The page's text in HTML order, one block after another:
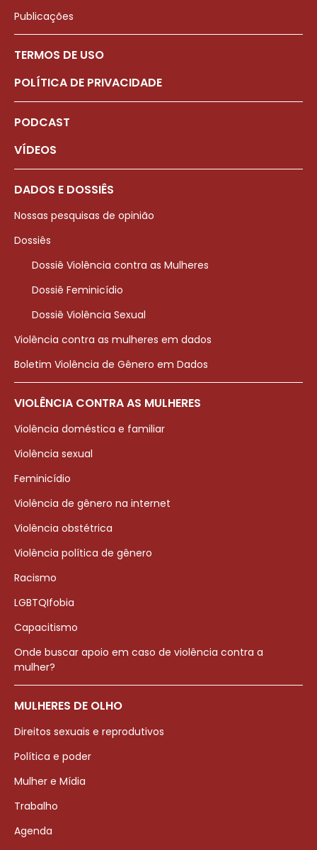
Publicações
TERMOS DE USO
POLÍTICA DE PRIVACIDADE
PODCAST
VÍDEOS
DADOS E DOSSIÊS
Nossas pesquisas de opinião
Dossiês
Dossiê Violência contra as Mulheres
Dossiê Feminicídio
Dossiê Violência Sexual
Violência contra as mulheres em dados
Boletim Violência de Gênero em Dados
VIOLÊNCIA CONTRA AS MULHERES
Violência doméstica e familiar
Violência sexual
Feminicídio
Violência de gênero na internet
Violência obstétrica
Violência política de gênero
Racismo
LGBTQIfobia
Capacitismo
Onde buscar apoio em caso de violência contra a
mulher?
MULHERES DE OLHO
Direitos sexuais e reprodutivos
Política e poder
Mulher e Mídia
Trabalho
Agenda